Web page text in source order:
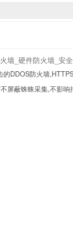
墙_硬件防火墙_安
DDOS防火墙
屏蔽蛛蛛采集,不影响